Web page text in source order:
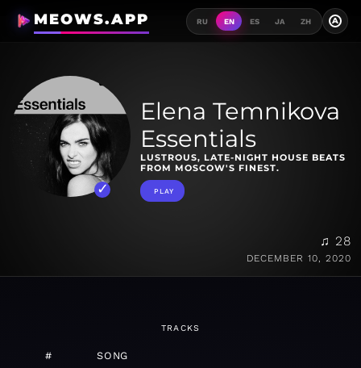
MEOWS.APP RU EN ES JA ZH A
Elena Temnikova
Essentials
LUSTROUS, LATE-NIGHT HOUSE BEATS
FROM MOSCOW'S FINEST.
PLAY
♫ 28
DECEMBER 10, 2020
TRACKS
# SONG